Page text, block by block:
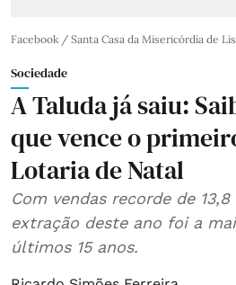
Facebook / Santa Casa da Misericórdia de
Sociedade
A Taluda já saiu:
que vence o
Lotaria de Natal
Com vendas recorde de
extração deste ano foi a
últimos 15 anos.